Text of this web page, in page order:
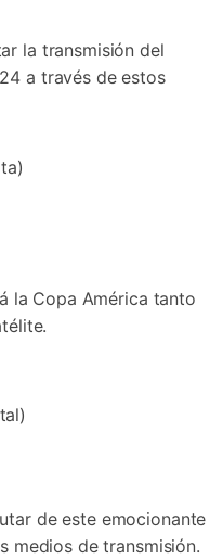
la transmisión del
a través de estos
la Copa América tanto
de este emocionante
medios de transmisión.